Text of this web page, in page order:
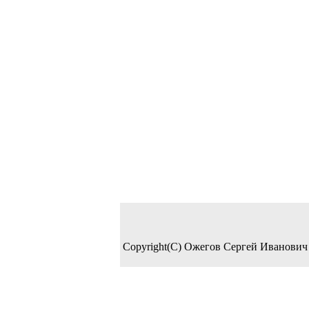
Copyright(C) Ожегов Сергей Иванович